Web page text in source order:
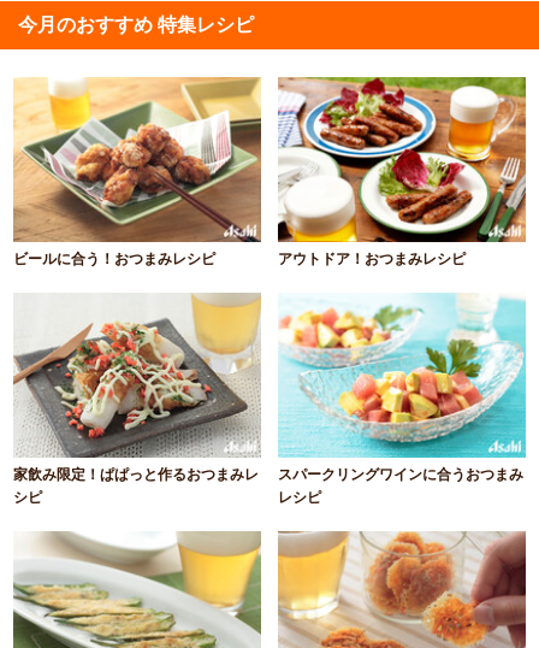
今月のおすすめ 特集レシピ
ビールに合う！おつまみレシピ アウトドア！おつまみレシピ
家飲み限定！ぱぱっと作るおつまみレ
シピ
スパークリングワインに合うおつまみ
レシピ